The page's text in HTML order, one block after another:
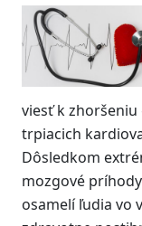
viesť k
trpiacich
Dôsledkom
mozgové
osamelí ľudia vo